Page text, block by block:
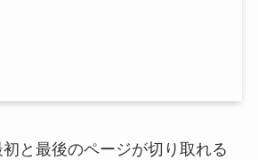
と最後のページが切り取れる